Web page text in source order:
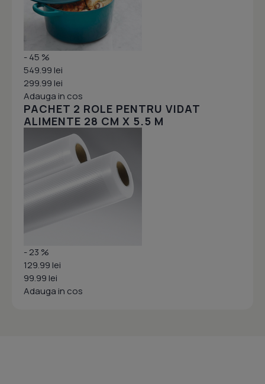
- 45 %
549.99 lei
299.99 lei
Adauga in cos
PACHET 2 ROLE PENTRU VIDAT
ALIMENTE 28 CM X 5.5 M
- 23 %
129.99 lei
99.99 lei
Adauga in cos